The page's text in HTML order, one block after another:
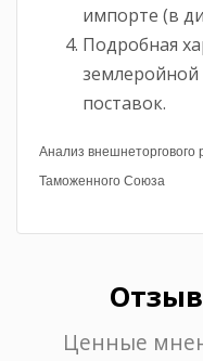
импорте (в
Подробная
землеройной
поставок.
Анализ внешнеторгового
Таможенного Союза
Ценные